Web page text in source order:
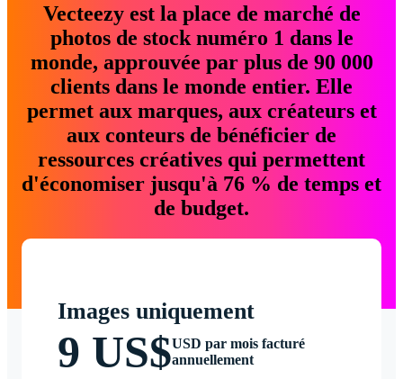
Vecteezy est la place de marché de
photos de stock numéro 1 dans le
monde, approuvée par plus de 90 000
clients dans le monde entier. Elle
permet aux marques, aux créateurs et
aux conteurs de bénéficier de
ressources créatives qui permettent
d'économiser jusqu'à 76 % de temps et
de budget.
Images uniquement
9 US$USD par mois facturé
annuellement